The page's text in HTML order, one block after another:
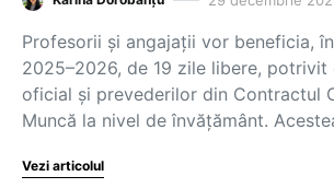
Profesorii și angajații vor beneficia,
2025–2026, de 19 zile libere, potrivit
oficial și prevederilor din Contractul
Muncă la nivel de învățământ.
Vezi articolul